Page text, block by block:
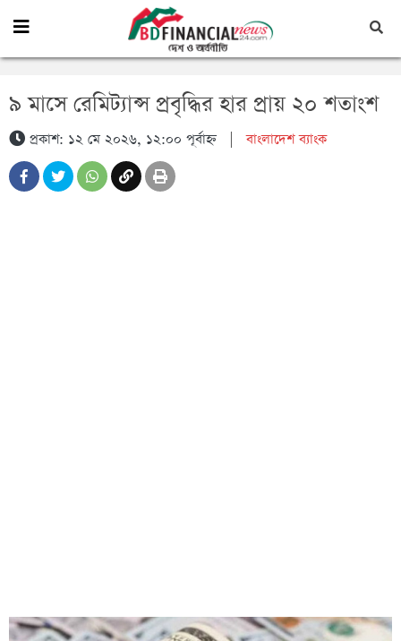
৯ মাসে রেমিট্যান্স প্রবৃদ্ধির হার প্রায় ২০ শতাংশ
প্রকাশ: ১২ মে ২০২৬, ১২:০০ পূর্বাহ্ন|বাংলাদেশ ব্যাংক